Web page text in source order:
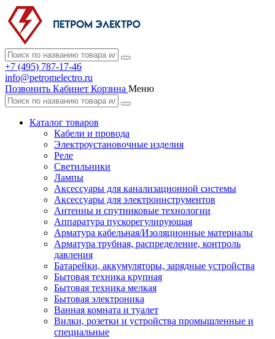
+7 (495) 787-17-46
info@petromelectro.ru
Позвонить Кабинет Корзина Меню
Каталог товаров
Кабели и провода
Электроустановочные изделия
Реле
Светильники
Лампы
Аксессуары для канализационной системы
Аксессуары для электроинструментов
Антенны и спутниковые технологии
Аппаратура пускорегулирующая
Арматура кабельная/Изоляционные материалы
Арматура трубная, распределение, контроль
давления
Батарейки, аккумуляторы, зарядные устройства
Бытовая техника крупная
Бытовая техника мелкая
Бытовая электроника
Ванная комната и туалет
Вилки, розетки и устройства промышленные и
специальные